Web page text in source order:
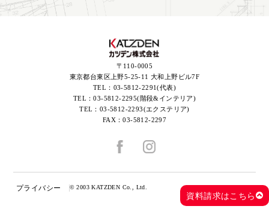
〒110-0005
東京都台東区上野5-25-11 大和上野ビル7F
TEL： 03-5812-2291(代表)
TEL：03-5812-2295(階段&インテリア)
TEL： 03-5812-2293(エクステリア)
FAX：03-5812-2297
プライバシー © 2003 KATZDEN Co., Ltd.
資料請求はこちら